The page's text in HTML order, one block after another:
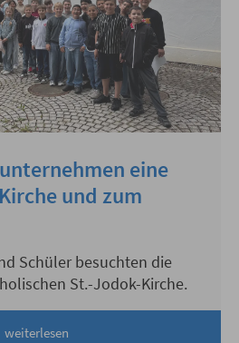
eine
und zum
Schüler besuchten die
St.-Jodok-Kirche.
weiterlesen